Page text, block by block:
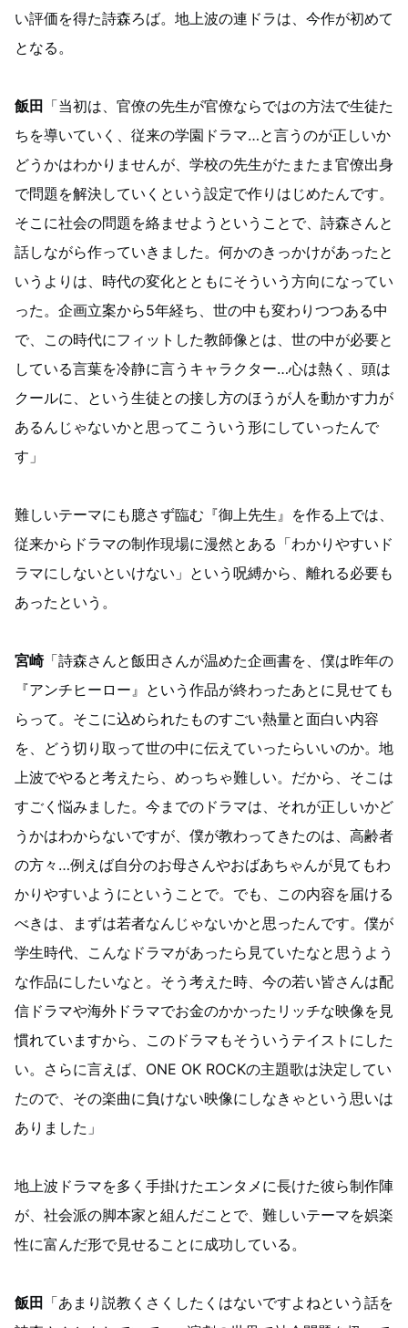
い評価を得た詩森ろば。地上波の連ドラは、今作が初めて
となる。
飯田 「当初は、官僚の先生が官僚ならではの方法で生徒た
ちを導いていく、従来の学園ドラマ…と言うのが正しいか
どうかはわかりませんが、学校の先生がたまたま官僚出身
で問題を解決していくという設定で作りはじめたんです。
そこに社会の問題を絡ませようということで、詩森さんと
話しながら作っていきました。何かのきっかけがあったと
いうよりは、時代の変化とともにそういう方向になってい
った。企画立案から5年経ち、世の中も変わりつつある中
で、この時代にフィットした教師像とは、世の中が必要と
している言葉を冷静に言うキャラクター…心は熱く、頭は
クールに、という生徒との接し方のほうが人を動かす力が
あるんじゃないかと思ってこういう形にしていったんで
す」
難しいテーマにも臆さず臨む『御上先生』を作る上では、
従来からドラマの制作現場に漫然とある「わかりやすいド
ラマにしないといけない」という呪縛から、離れる必要も
あったという。
宮崎「詩森さんと飯田さんが温めた企画書を、僕は昨年の
『アンチヒーロー』という作品が終わったあとに見せても
らって。そこに込められたものすごい熱量と面白い内容
を、どう切り取って世の中に伝えていったらいいのか。地
上波でやると考えたら、めっちゃ難しい。だから、そこは
すごく悩みました。今までのドラマは、それが正しいかど
うかはわからないですが、僕が教わってきたのは、高齢者
の方々…例えば自分のお母さんやおばあちゃんが見てもわ
かりやすいようにということで。でも、この内容を届ける
べきは、まずは若者なんじゃないかと思ったんです。僕が
学生時代、こんなドラマがあったら見ていたなと思うよう
な作品にしたいなと。そう考えた時、今の若い皆さんは配
信ドラマや海外ドラマでお金のかかったリッチな映像を見
慣れていますから、このドラマもそういうテイストにした
い。さらに言えば、ONE OK ROCKの主題歌は決定してい
たので、その楽曲に負けない映像にしなきゃという思いは
ありました」
地上波ドラマを多く手掛けたエンタメに長けた彼ら制作陣
が、社会派の脚本家と組んだことで、難しいテーマを娯楽
性に富んだ形で見せることに成功している。
飯田 「あまり説教くさくしたくはないですよねという話を